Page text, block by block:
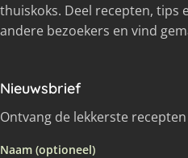
thuiskoks. Deel recepten, tips
andere bezoekers en vind
Nieuwsbrief
Ontvang de lekkerste
Naam (optioneel)